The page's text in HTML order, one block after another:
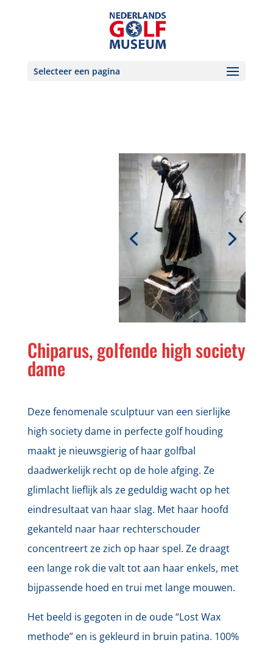
Selecteer een pagina
Chiparus, golfende high society
dame
Deze fenomenale sculptuur van een sierlijke
high society dame in perfecte golf houding
maakt je nieuwsgierig of haar golfbal
daadwerkelijk recht op de hole afging. Ze
glimlacht lieflijk als ze geduldig wacht op het
eindresultaat van haar slag. Met haar hoofd
gekanteld naar haar rechterschouder
concentreert ze zich op haar spel. Ze draagt
een lange rok die valt tot aan haar enkels, met
bijpassende hoed en trui met lange mouwen.
Het beeld is gegoten in de oude “Lost Wax
methode” en is gekleurd in bruin patina. 100%